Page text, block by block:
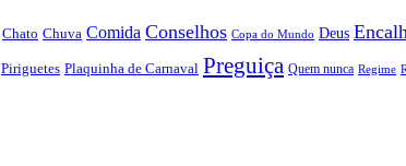
Chato Chuva Comida Conselhos Copa do Mundo Deus
Piriguetes Plaquinha de Carnaval Preguiça Quem nunca Regime